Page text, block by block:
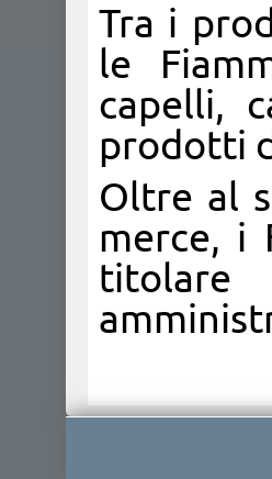
Tra i
le
capelli,
prodotti
Oltre al
merce, i
titolare